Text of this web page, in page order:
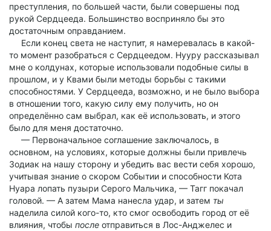
преступления, по большей части, были совершены под
рукой Сердцееда. Большинство восприняло бы это
достаточным оправданием.
Если конец света не наступит, я намеревалась в какой-
то момент разобраться с Сердцеедом. Нууру рассказывал
мне о колдунах, которые использовали подобные силы в
прошлом, и у Квами были методы борьбы с такими
способностями. У Сердцееда, возможно, и не было выбора
в отношении того, какую силу ему получить, но он
определённо сам выбрал, как её использовать, и этого
было для меня достаточно.
— Первоначальное соглашение заключалось, в
основном, на условиях, которые должны были привлечь
Зодиак на нашу сторону и убедить вас вести себя хорошо,
учитывая знание о скором Событии и способности Кота
Нуара лопать пузыри Серого Мальчика, — Тагг покачал
головой. — А затем Мама нанесла удар, и затем ты
наделила силой кого-то, кто смог освободить город от её
влияния, чтобы после отправиться в Лос-Анджелес и